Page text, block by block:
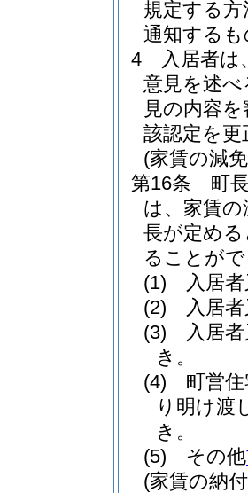
規定する
通知する
4
入居者は
意見を述
見の内容
該認定を
(家賃の減
第16条
町
は、家賃
長が定め
ることが
(1)
入居
(2)
入居
(3)
入居
き。
(4)
町営
り明け渡
き。
(5)
その他
(家賃の納